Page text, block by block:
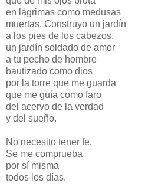
en lágrimas como medusas
muertas. Construyo un jardín
a los pies de los cabezos,
un jardín soldado de amor
a tu pecho de hombre
bautizado como dios
por la torre que me guarda
que me guía como faro
del acervo de la verdad
y del sueño.
No necesito tener fe.
Se me comprueba
por sí misma
todos los días.